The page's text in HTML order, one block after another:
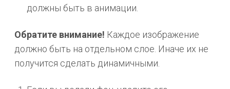
должны быть в анимации.
Обратите внимание! Каждое изображение
должно быть на отдельном слое. Иначе их не
получится сделать динамичными.